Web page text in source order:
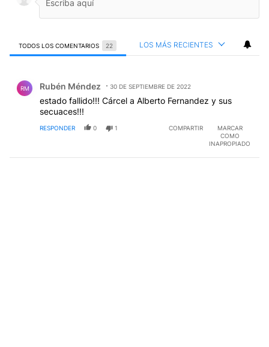
TODOS LOS COMENTARIOS 22 LOS MÁS RECIENTES
RM Rubén Méndez 30 DE SEPTIEMBRE DE 2022
estado fallido!!! Cárcel a Alberto Fernandez y sus
secuaces!!!
RESPONDER 0 1 COMPARTIR
MARCAR
COMO
INAPROPIADO